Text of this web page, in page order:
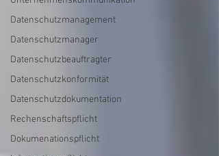
Datenschutzmanagement
Datenschutzmanager
Datenschutzbeauftragter
Datenschutzkonformität
Datenschutzdokumentation
Rechenschaftspflicht
Dokumenationspflicht